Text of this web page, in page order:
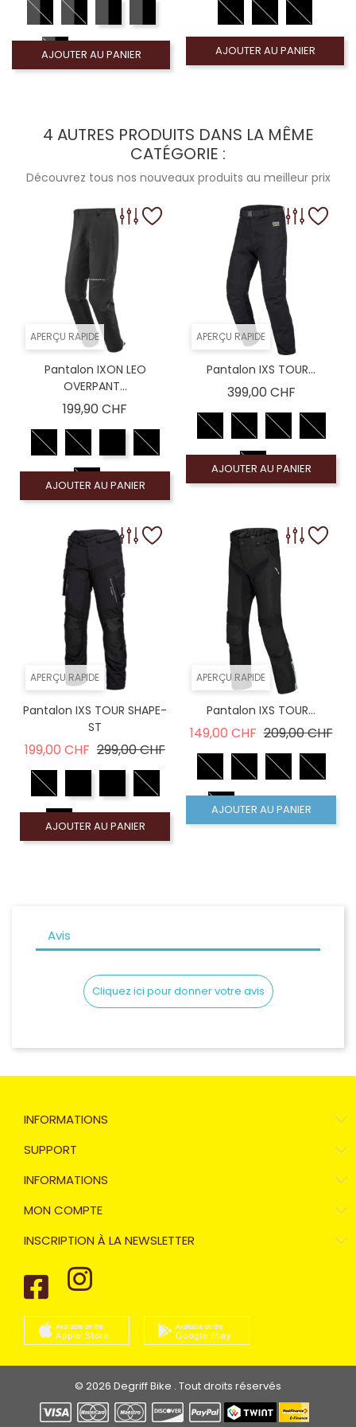
AJOUTER AU PANIER AJOUTER AU PANIER
4 AUTRES PRODUITS DANS LA MÊME
CATÉGORIE :
Découvrez tous nos nouveaux produits au meilleur prix
APERÇU RAPIDE
Pantalon IXON LEO
OVERPANT...
199,90 CHF
AJOUTER AU PANIER
APERÇU RAPIDE
Pantalon IXS TOUR...
399,00 CHFPrix
AJOUTER AU PANIER
APERÇU RAPIDE
Pantalon IXS TOUR SHAPE-
ST
199,00 CHF Prix de base
299,00 CHFPrix
AJOUTER AU PANIER
APERÇU RAPIDE
Pantalon IXS TOUR...
149,00 CHF Prix de base
209,00 CHFPrix
AJOUTER AU PANIER
Avis
Cliquez ici pour donner votre avis
INFORMATIONS
SUPPORT
INFORMATIONS
MON COMPTE
INSCRIPTION À LA NEWSLETTER
© 2026 Degriff Bike . Tout droits réservés